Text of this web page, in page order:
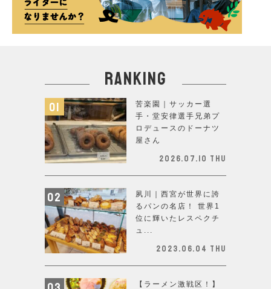
ranking
苦楽園｜サッカー選
手・堂安律選手兄弟プ
ロデュースのドーナツ
屋さん
2026.07.10 Thu
夙川｜西宮が世界に誇
るパンの名店！ 世界1
位に輝いたレスペクチ
ュ...
2023.06.04 Thu
【ラーメン激戦区！】